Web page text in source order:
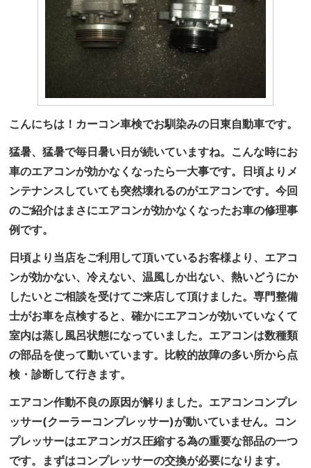
こんにちは！カーコン車検でお馴染みの日東自動車です。
猛暑、猛暑で毎日暑い日が続いていますね。こんな時にお
車のエアコンが効かなくなったら一大事です。日頃よりメ
ンテナンスしていても突然壊れるのがエアコンです。今回
のご紹介はまさにエアコンが効かなくなったお車の修理事
例です。
日頃より当店をご利用して頂いているお客様より、エアコ
ンが効かない、冷えない、温風しか出ない、熱いどうにか
したいとご相談を受けてご来店して頂けました。専門整備
士がお車を点検すると、確かにエアコンが効いていなくて
室内は蒸し風呂状態になっていました。エアコンは数種類
の部品を使って動いています。比較的故障の多い所から点
検・診断して行きます。
エアコン作動不良の原因が解りました。エアコンコンプレ
ッサー(クーラーコンプレッサー)が動いていません。コン
プレッサーはエアコンガス圧縮する為の重要な部品の一つ
です。まずはコンプレッサーの交換が必要になります。